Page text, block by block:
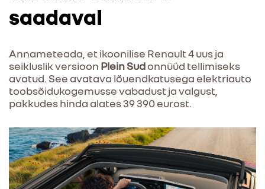
saadaval
Annameteada, et ikoonilise Renault 4 uus ja
seikluslik versioon Plein Sudonnüüd tellimiseks
avatud. See avatava lõuendkatusega elektriauto
toobsõidukogemusse vabadust ja valgust,
pakkudes hinda alates 39 390 eurost.